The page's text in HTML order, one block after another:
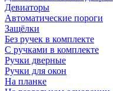
Девиаторы
Автоматические пороги
Защёлки
Без ручек в комплекте
С ручками в комплекте
Ручки дверные
Ручки для окон
На планке